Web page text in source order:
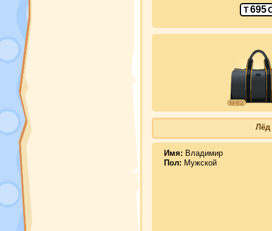
Т695
М-62
Лёд
Имя: Владимир
Пол: Мужской